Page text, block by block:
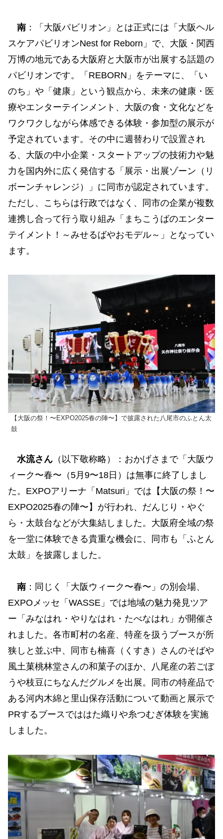
南 ：「大阪パビリオン」とは正式には「大阪ヘル
スケアパビリオンNest for Reborn」で、大阪・関西
万博の地元である大阪府と大阪市が出展する話題の
パビリオンです。「REBORN」をテーマに、「い
のち」や「健康」という観点から、未来の健康・医
療やエンターテインメント、大阪の食・文化などを
ワクワクしながら体感できる体験・参加型の展示が
予定されています。その中に週替わりで設置され
る、大阪の中小企業・スタートアップの技術力や魅
力を国内外に広く発信する「展示・出展ゾーン（リ
ボーンチャレンジ）」に同市が認定されています。
ただし、こちらは行政ではなく、同市の企業が複数
連携し合って行う取り組み「まちこうばのエンター
テイメント！～みせるばやおモデル～」となってい
ます。
【大阪の祭！〜EXPO2025春の陣〜】で披露された八尾市のふとん太
鼓
水流さん （以下敬称略）：おかげさまで「大阪ウ
ィーク〜春〜（5月9〜18日）は無事に終了しまし
た。EXPOアリーナ「Matsuri」では【大阪の祭！〜
EXPO2025春の陣〜】が行われ、だんじり・やぐ
ら・太鼓台などが大集結しました。大阪府全域の祭
を一堂に体験できる貴重な機会に、同市も「ふとん
太鼓」を披露しました。
南 ：同じく「大阪ウィーク〜春〜」の別会場、
EXPOメッセ「WASSE」では地域の魅力発見ツア
ー「みなはれ・やりなはれ・たべなはれ」が開催さ
れました。各市町村の名産、特産を扱うブースが所
狭しと並ぶ中、同市も楠喜（くすき）さんのそばや
風土菓桃林堂さんの和菓子のほか、八尾産の若ごぼ
うや枝豆にちなんだグルメを出展。同市の特産品で
ある河内木綿と里山保存活動について動画と展示で
PRするブースでははた織りや糸つむぎ体験を実施
しました。